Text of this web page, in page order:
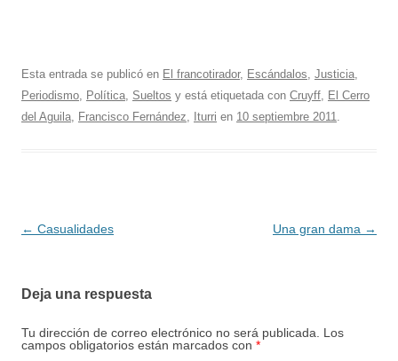
Esta entrada se publicó en El francotirador, Escándalos, Justicia,
Periodismo, Política, Sueltos y está etiquetada con Cruyff, El Cerro
del Aguila, Francisco Fernández, Iturri en 10 septiembre 2011.
Navegación
← Casualidades Una gran dama →
Deja una respuesta
Tu dirección de correo electrónico no será publicada.
Los
campos obligatorios están marcados con *